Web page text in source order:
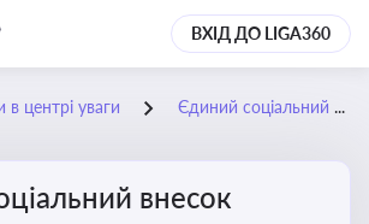
ВХІД ДО LIGA360
в центрі уваги Єдиний соціальний внесок
внесок